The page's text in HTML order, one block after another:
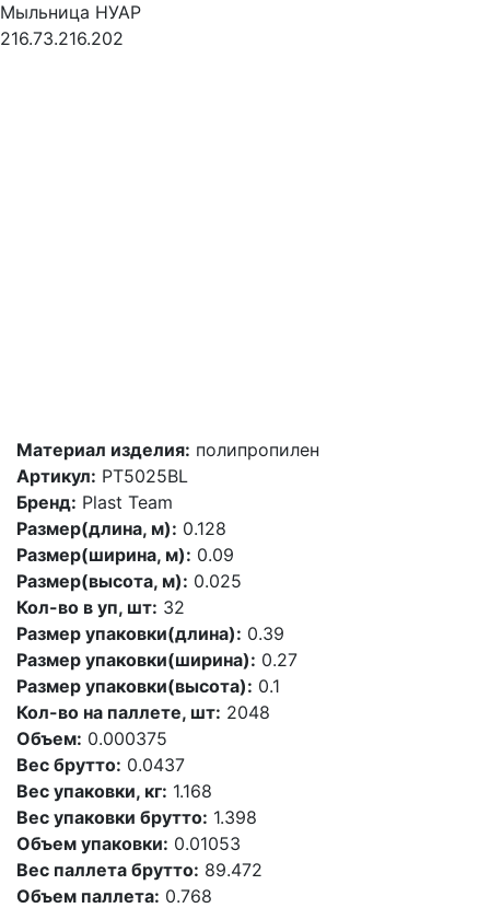
Мыльница НУАР
216.73.216.202
Материал изделия: полипропилен
Артикул: PT5025BL
Бренд: Plast Team
Размер(длина, м): 0.128
Размер(ширина, м): 0.09
Размер(высота, м): 0.025
Кол-во в уп, шт: 32
Размер упаковки(длина): 0.39
Размер упаковки(ширина): 0.27
Размер упаковки(высота): 0.1
Кол-во на паллете, шт: 2048
Объем: 0.000375
Вес брутто: 0.0437
Вес упаковки, кг: 1.168
Вес упаковки брутто: 1.398
Объем упаковки: 0.01053
Вес паллета брутто: 89.472
Объем паллета: 0.768